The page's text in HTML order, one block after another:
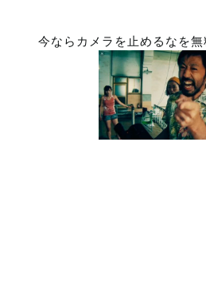
今ならカメラを止めるなを